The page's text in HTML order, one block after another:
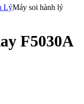
LýMáy soi hành lý
F5030A